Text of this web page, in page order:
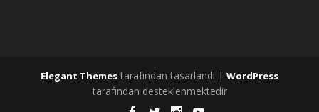
Elegant Themes tarafından tasarlandı | WordPress
tarafından desteklenmektedir